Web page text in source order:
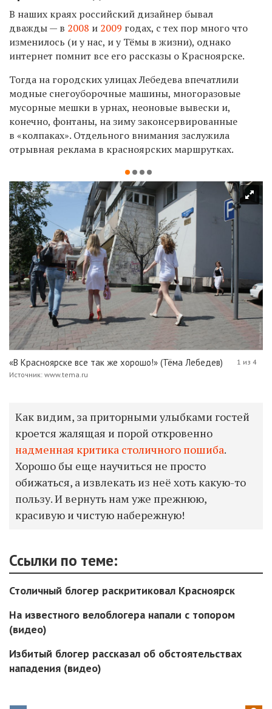
В наших краях российский дизайнер бывал
дважды — в 2008 и 2009 годах, с тех пор много что
изменилось (и у нас, и у Тёмы в жизни), однако
интернет помнит все его рассказы о Красноярске.
Тогда на городских улицах Лебедева впечатлили
модные снегоуборочные машины, многоразовые
мусорные мешки в урнах, неоновые вывески и,
конечно, фонтаны, на зиму законсервированные
в «колпаках». Отдельного внимания заслужила
отрывная реклама в красноярских маршрутках.
«В Красноярске все так же хорошо!» (Тёма Лебедев)
Источник: www.tema.ru
1 из 4
Как видим, за приторными улыбками гостей
кроется жалящая и порой откровенно
надменная критика столичного пошиба.
Хорошо бы еще научиться не просто
обижаться, а извлекать из неё хоть какую-то
пользу. И вернуть нам уже прежнюю,
красивую и чистую набережную!
Ссылки по теме:
Столичный блогер раскритиковал Красноярск
На известного велоблогера напали с топором
(видео)
Избитый блогер рассказал об обстоятельствах
нападения (видео)